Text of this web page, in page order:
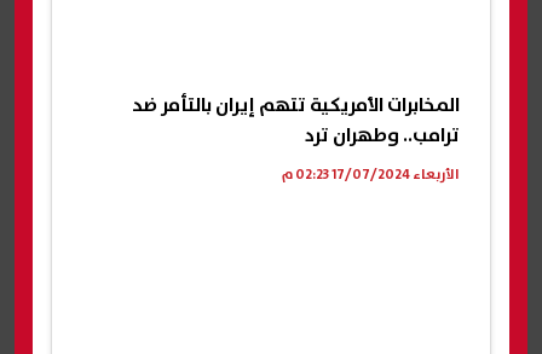
المخابرات الأمريكية تتهم إيران بالتأمر ضد
ترامب.. وطهران ترد
الأربعاء 17/07/2024 02:23 م